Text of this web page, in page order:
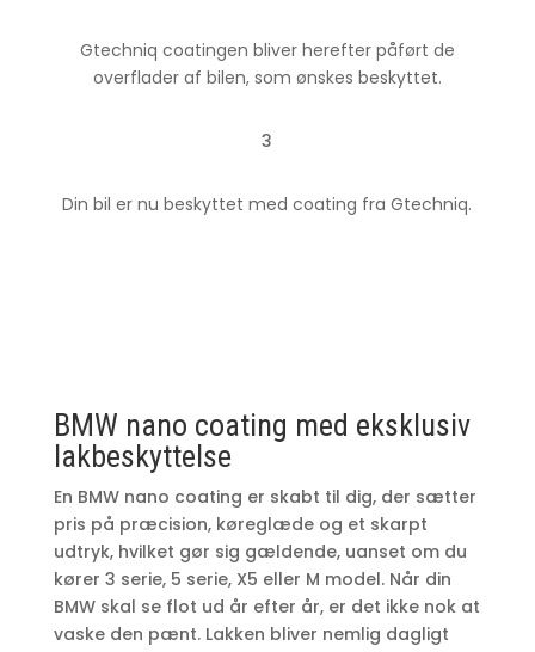
Gtechniq coatingen bliver herefter påført de
overflader af bilen, som ønskes beskyttet.
3
Din bil er nu beskyttet med coating fra Gtechniq.
BMW nano coating med eksklusiv
lakbeskyttelse
En BMW nano coating er skabt til dig, der sætter
pris på præcision, køreglæde og et skarpt
udtryk, hvilket gør sig gældende, uanset om du
kører 3 serie, 5 serie, X5 eller M model. Når din
BMW skal se flot ud år efter år, er det ikke nok at
vaske den pænt. Lakken bliver nemlig dagligt